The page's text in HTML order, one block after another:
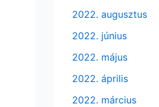
2022. augusztus
2022. június
2022. május
2022. április
2022. március